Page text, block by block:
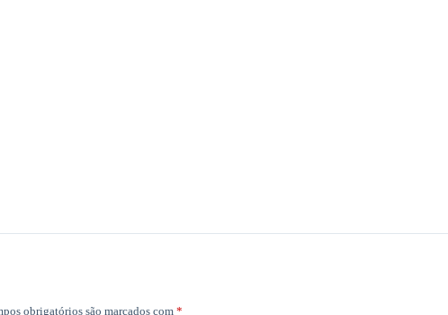
obrigatórios são marcados com *